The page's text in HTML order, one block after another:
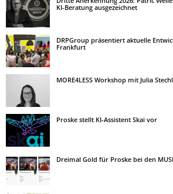
KI-Beratung ausgezeichnet
DRPGroup präsentiert aktuelle
Frankfurt
MORE4LESS Workshop mit Julia
Proske stellt KI-Assistent Skai vor
Dreimal Gold für Proske bei den